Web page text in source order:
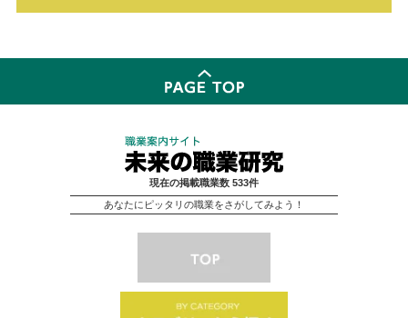
現在の掲載職業数 533件
あなたにピッタリの職業をさがしてみよう！